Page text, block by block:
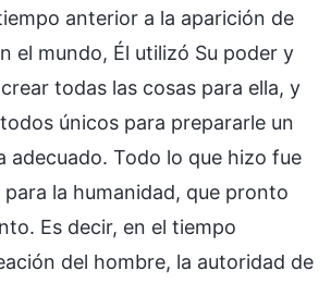
anterior a la aparición de
el mundo, Él utilizó Su poder y
todas las cosas para ella, y
únicos para prepararle un
adecuado. Todo lo que hizo fue
la humanidad, que pronto
Es decir, en el tiempo
del hombre, la autoridad de